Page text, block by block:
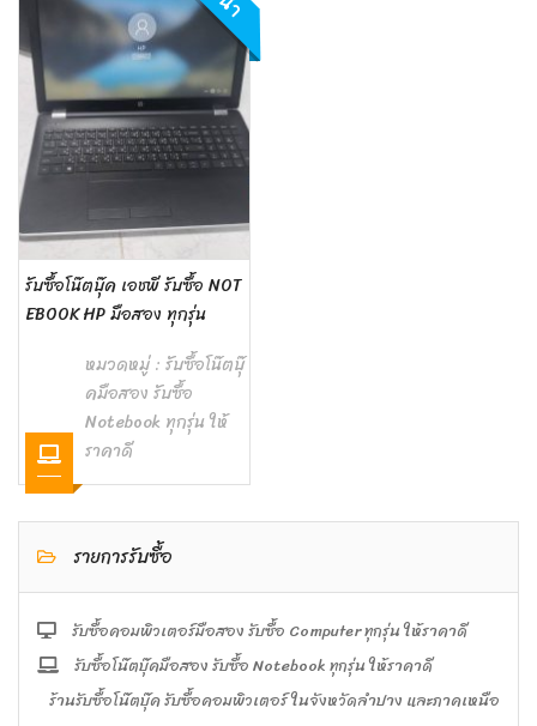
รับซื้อโน๊ตบุ๊ค เอชพี รับซื้อ NOT
EBOOK HP มือสอง ทุกรุ่น
หมวดหมู่ : รับซื้อโน๊ตบุ๊
คมือสอง รับซื้อ
Notebook ทุกรุ่น ให้
ราคาดี
รายการรับซื้อ
รับซื้อคอมพิวเตอร์มือสอง รับซื้อ Computer ทุกรุ่น ให้ราคาดี
รับซื้อโน๊ตบุ๊คมือสอง รับซื้อ Notebook ทุกรุ่น ให้ราคาดี
ร้านรับซื้อโน๊ตบุ๊ค รับซื้อคอมพิวเตอร์ ในจังหวัดลำปาง และภาคเหนือ